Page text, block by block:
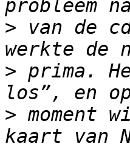
> van de
> prima.
> moment